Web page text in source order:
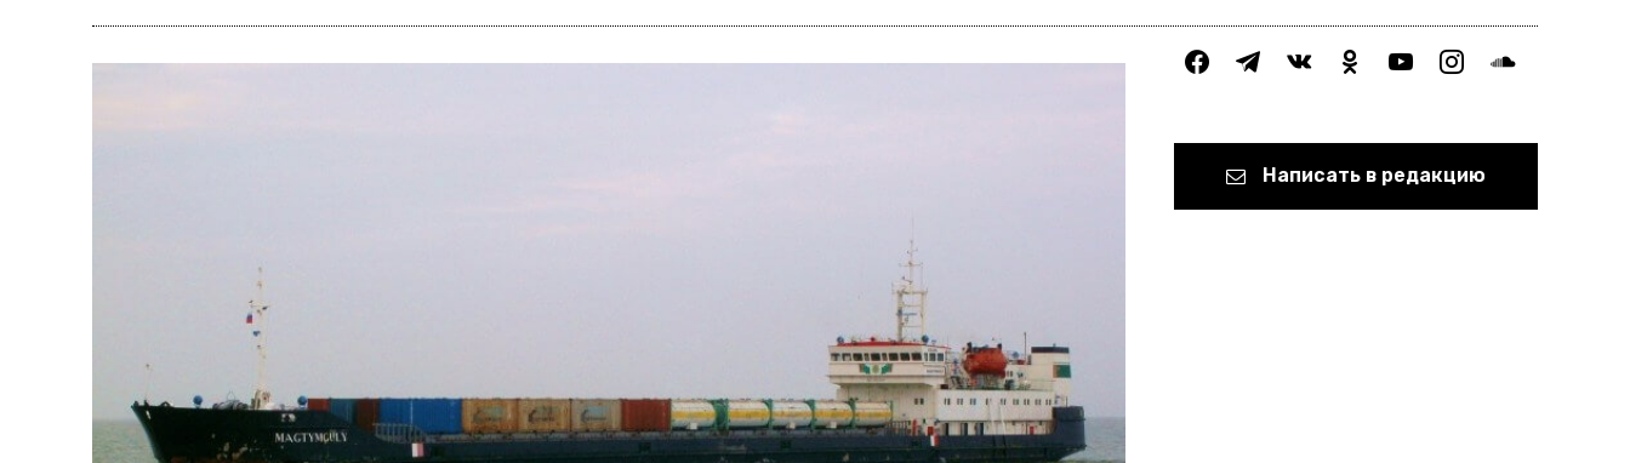
facebooktelegramvkontakteodnoklassniki
youtubeinstagramsoundcloud
Написать в редакцию